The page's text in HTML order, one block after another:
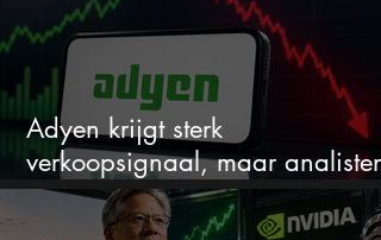
Adyen krijgt sterk
verkoopsignaal, maar analisten
zien juist een koopkans